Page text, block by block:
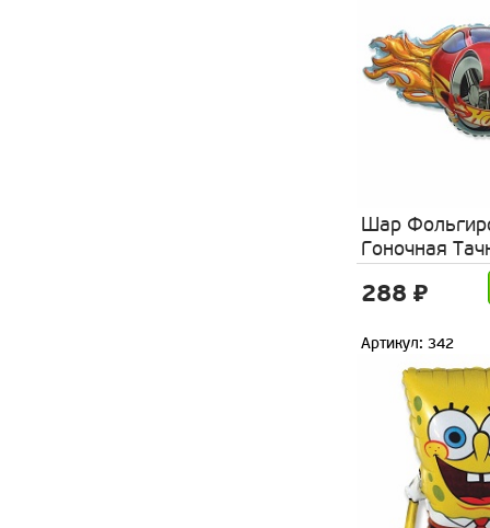
Шар
Гоночная
288 ₽
Артикул: 342